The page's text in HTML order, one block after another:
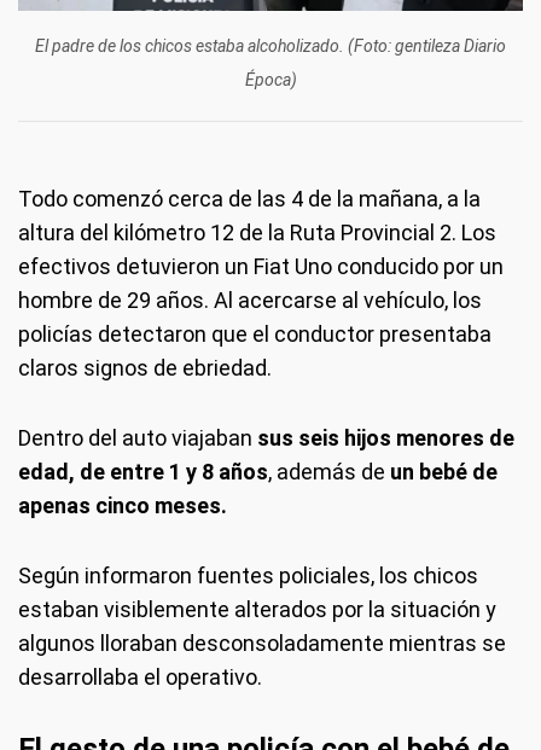
El padre de los chicos estaba alcoholizado. (Foto: gentileza Diario
Época)
Todo comenzó cerca de las 4 de la mañana, a la
altura del kilómetro 12 de la Ruta Provincial 2. Los
efectivos detuvieron un Fiat Uno conducido por un
hombre de 29 años. Al acercarse al vehículo, los
policías detectaron que el conductor presentaba
claros signos de ebriedad.
Dentro del auto viajaban sus seis hijos menores de
edad, de entre 1 y 8 años, además de un bebé de
apenas cinco meses.
Según informaron fuentes policiales, los chicos
estaban visiblemente alterados por la situación y
algunos lloraban desconsoladamente mientras se
desarrollaba el operativo.